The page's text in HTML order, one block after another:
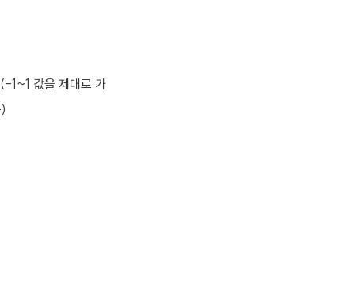
1~1 값을 제대로 가